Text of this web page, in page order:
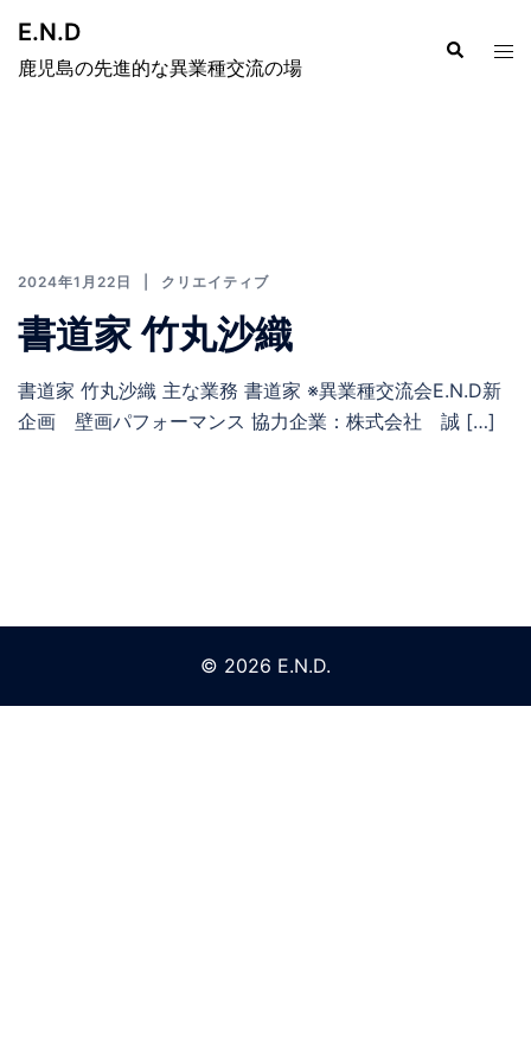
E.N.D
鹿児島の先進的な異業種交流の場
2024年1月22日 クリエイティブ
書道家 竹丸沙織
書道家 竹丸沙織 主な業務 書道家 ※異業種交流会E.N.D新
企画 壁画パフォーマンス 協力企業：株式会社 誠 […]
© 2026 E.N.D.